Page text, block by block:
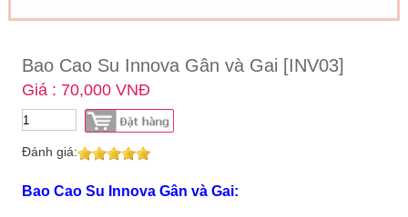
Bao Cao Su Innova Gân và Gai [INV03]
Giá : 70,000 VNĐ
Đánh giá:
Bao Cao Su Innova Gân và Gai: